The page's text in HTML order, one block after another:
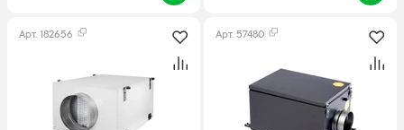
Арт. 182656 Арт. 57480